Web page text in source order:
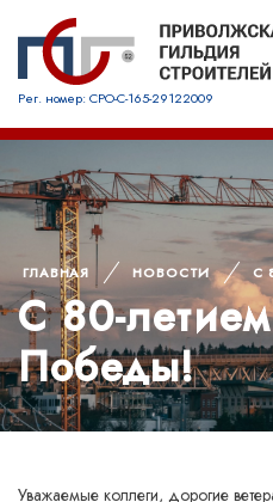
Рег. номер: СРО-С-165-29122009
ГЛАВНАЯ НОВОСТИ С
С 80-
Победы!
Уважаемые коллеги, дорогие